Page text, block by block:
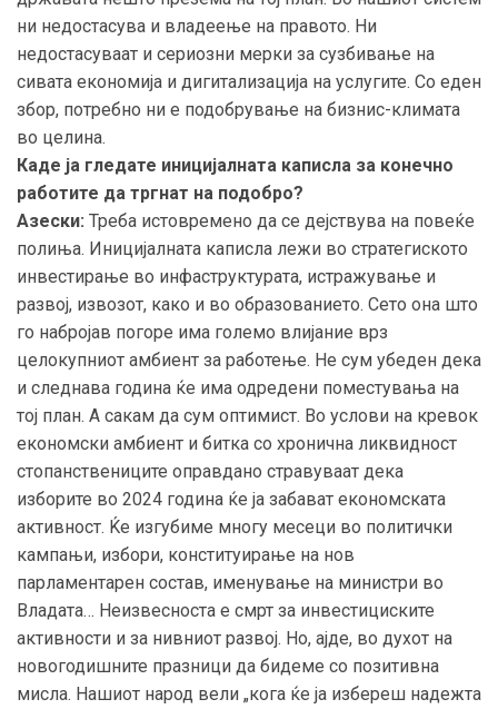
ни недостасува и владеење на правото. Ни
недостасуваат и сериозни мерки за сузбивање на
сивата економија и дигитализација на услугите. Со еден
збор, потребно ни е подобрување на бизнис-климата
во целина.
Каде ја гледате иницијалната каписла за конечно
работите да тргнат на подобро?
Азески: Треба истовремено да се дејствува на повеќе
полиња. Иницијалната каписла лежи во стратегиското
инвестирање во инфаструктурата, истражување и
развој, извозот, како и во образованието. Сето она што
го набројав погоре има големо влијание врз
целокупниот амбиент за работење. Не сум убеден дека
и следнава година ќе има одредени поместувања на
тој план. А сакам да сум оптимист. Во услови на кревок
економски амбиент и битка со хронична ликвидност
стопанствениците оправдано стравуваат дека
изборите во 2024 година ќе ја забават економската
активност. Ќе изгубиме многу месеци во политички
кампањи, избори, конституирање на нов
парламентарен состав, именување на министри во
Владата… Неизвесноста е смрт за инвестициските
активности и за нивниот развој. Но, ајде, во духот на
новогодишните празници да бидеме со позитивна
мисла. Нашиот народ вели „кога ќе ја избереш надежта